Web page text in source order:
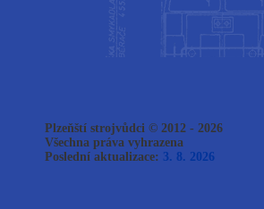
Plzeňští strojvůdci © 2012 - 2026
Všechna práva vyhrazena
Poslední aktualizace: 3. 8. 2026